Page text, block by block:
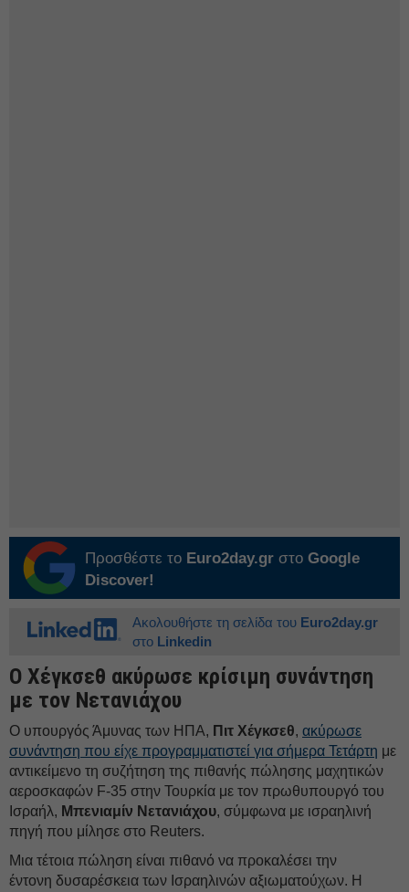
Προσθέστε το Euro2day.gr στο Google
Discover!
Ακολουθήστε τη σελίδα του Euro2day.gr
στο Linkedin
Ο Χέγκσεθ ακύρωσε κρίσιμη συνάντηση
με τον Νετανιάχου
Ο υπουργός Άμυνας των ΗΠΑ, Πιτ Χέγκσεθ, ακύρωσε
συνάντηση που είχε προγραμματιστεί για σήμερα Τετάρτη με
αντικείμενο τη συζήτηση της πιθανής πώλησης μαχητικών
αεροσκαφών F-35 στην Τουρκία με τον πρωθυπουργό του
Ισραήλ, Μπενιαμίν Νετανιάχου, σύμφωνα με ισραηλινή
πηγή που μίλησε στο Reuters.
Μια τέτοια πώληση είναι πιθανό να προκαλέσει την
έντονη δυσαρέσκεια των Ισραηλινών αξιωματούχων. Η